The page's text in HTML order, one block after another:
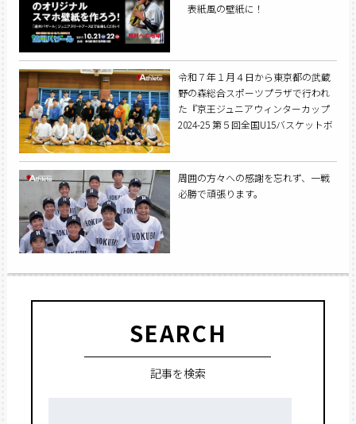
表紙風の壁紙に！
令和７年１月４日から東京都の武蔵
野の森総合スポーツプラザで行われ
た『京王ジュニアウィンターカップ
2024-25 第５回全国U15バスケットボ
ール部。夏の雪辱を果たし、７年ぶ
りに全国の舞台に立った。
周囲の方々への感謝を忘れず、一戦
必勝で頑張ります。
SEARCH
記事を検索